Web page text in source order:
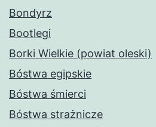
Bondyrz
Bootlegi
Borki Wielkie (powiat oleski)
Bóstwa egipskie
Bóstwa śmierci
Bóstwa strażnicze